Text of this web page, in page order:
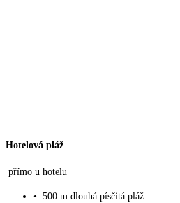
Hotelová pláž
přímo u hotelu
• 500 m dlouhá písčitá pláž